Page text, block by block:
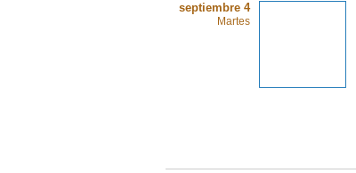
septiembre 4
Martes